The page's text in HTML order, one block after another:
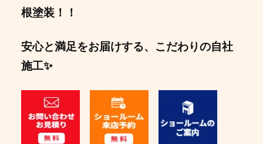
根塗装！！
安心と満足をお届けする、こだわりの自社
施工✨